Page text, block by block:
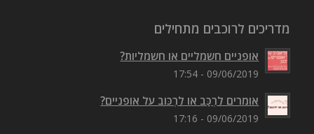
מדריכים לרוכבים מתחילים
אופניים חשמליים או חשמליות?
09/06/2019 - 17:54
אומרים לִרְכַּב או לִרְכּוב על אופניים?
09/06/2019 - 17:16